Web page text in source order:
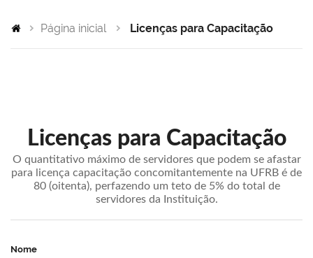
Página inicial Licenças para Capacitação
Licenças para Capacitação
O quantitativo máximo de servidores que podem se afastar
para licença capacitação concomitantemente na UFRB é de
80 (oitenta), perfazendo um teto de 5% do total de
servidores da Instituição.
Nome